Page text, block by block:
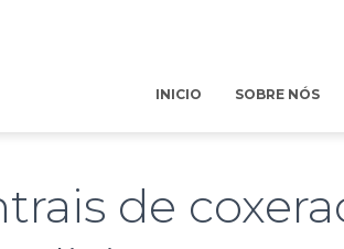
INICIO SOBRE NÓS
de